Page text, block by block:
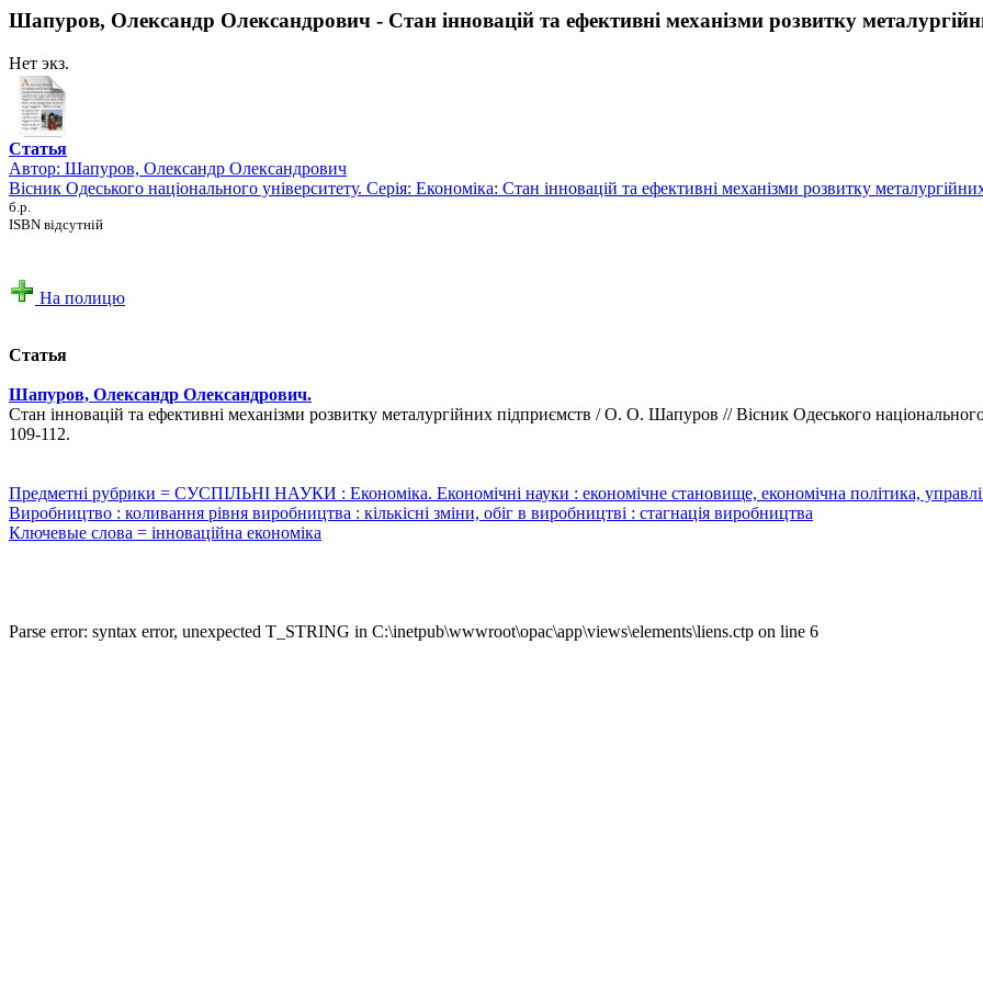
Шапуров, Олександр Олександрович - Стан інновацій та ефективні механізми розвитку
Нет экз.
Статья
Автор: Шапуров, Олександр Олександрович
Вісник Одеського національного університету. Серія: Економіка: Стан інновацій та ефективні механізми розвитку
б.р.
ISBN відсутній
На полицю
Статья
Шапуров, Олександр Олександрович.
Стан інновацій та ефективні механізми розвитку металургійних підприємств / О. О. Шапуров // Вісник Одеського
109-112.
Предметні рубрики = СУСПІЛЬНІ НАУКИ : Економіка. Економічні науки : економічне становище, економічна політика,
Виробництво : коливання рівня виробництва : кількісні зміни, обіг в виробництві : стагнація виробництва
Ключевые слова = інноваційна економіка
Parse error: syntax error, unexpected T_STRING in C:\inetpub\wwwroot\opac\app\views\elements\liens.ctp on line 6